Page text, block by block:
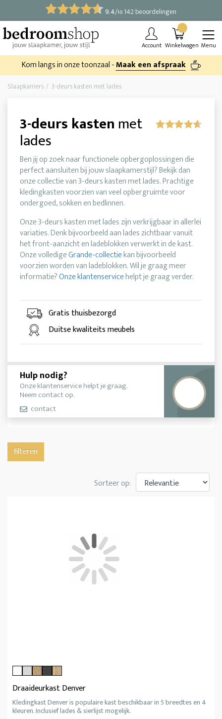
9.4/10 142 beoordelingen
Account Winkelwagen Menu
Kom langs in onze toonzaal -Maak een afspraak
Slaapkamers 3-deurs kasten met lades
3-deurs kasten met
lades
Ben jij op zoek naar functionele opbergoplossingen die
perfect aansluiten bij jouw slaapkamerstijl? Bekijk dan
onze collectie van 3-deurs kasten met lades. Prachtige
kledingkasten voorzien van veel opbergruimte voor
ondergoed, sokken en bedlinnen.
Onze 3-deurs kasten met lades zijn verkrijgbaar in allerlei
variaties. Denk bijvoorbeeld aan lades zichtbaar vanuit
het front-aanzicht en ladeblokken verwerkt in de kast.
Onze volledigeGrande-collectiekan bijvoorbeeld
voorzien worden van ladeblokken. Wil je graag meer
informatie?Onze klantenservicehelpt je graag verder.
Gratis thuisbezorgd
Duitse kwaliteits meubels
Hulp nodig?
Onze klantenservice helpt je graag.
Neem contact op.
contact
filteren
Sorteer op:
Draaideurkast Denver
Kledingkast Denver is populaire kast beschikbaar in 5 breedtes en 4
kleuren. Inclusief lades & sierlijst mogelijk.